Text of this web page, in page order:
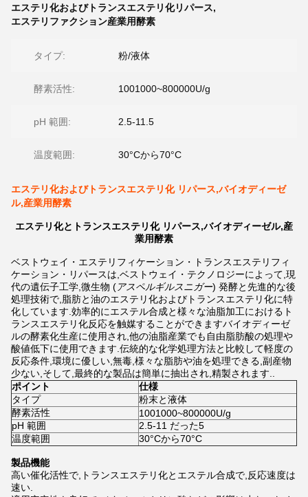
エステリ化およびトランスエステリ化リパース,
エステリファクション産業用酵素
タイプ: 粉/液体
酵素活性: 1001000~800000U/g
pH 範囲: 2.5-11.5
温度範囲: 30°Cから70°C
エステリ化およびトランスエステリ化 リパース,バイオディーゼ
ル,産業用酵素
エステリ化とトランスエステリ化 リパース,バイオディーゼル,産
業用酵素
ベストウェイ・エステリフィケーション・トランスエステリフィ
ケーション・リパースは,ベストウェイ・テクノロジーによって,現
代の遺伝子工学,微生物 (アスペルギルスニガー) 発酵と先進的な後
処理技術で,脂肪と油のエステリ化およびトランスエステリ化に特
化しています.効率的にエステル合成と様々な油脂加工におけるト
ランスエステリ化反応を触媒することができますバイオディーゼ
ルの酵素化生産に使用され,他の油脂産業でも自由脂肪酸の処理や
酸値低下に使用できます.伝統的な化学処理方法と比較して軽度の
反応条件,環境に優しい,無毒,様々な脂肪や油を処理できる,副産物
少ない,そして,最終的な製品は簡単に抽出され,精製されます..
ポイント
仕様
タイプ
粉末と液体
酵素活性
1001000~800000U/g
pH 範囲
2.5-11 だった5
温度範囲
30°Cから70°C
製品機能
高い催化活性で,トランスエステリ化とエステル合成で,反応速度は
速い.